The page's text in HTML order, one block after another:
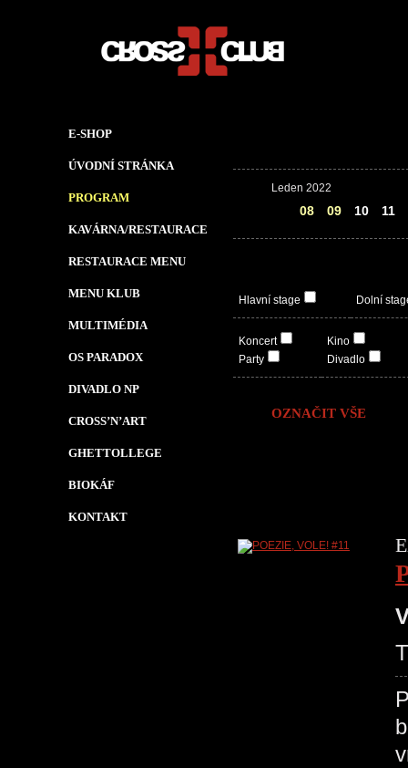
E-SHOP
ÚVODNÍ STRÁNKA
PROGRAM
KAVÁRNA/RESTAURACE
RESTAURACE MENU
MENU KLUB
MULTIMÉDIA
OS PARADOX
DIVADLO NP
CROSS’N’ART
GHETTOLLEGE
BIOKÁF
KONTAKT
Leden 2022
08 09 10 11
Hlavní stage Dolní
Koncert
Party
Kino
Divadlo
OZNAČIT VŠE